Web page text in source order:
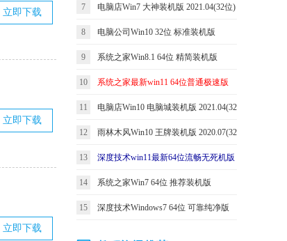
立即下载
立即下载
立即下载
v2021.11
7 电脑店Win7 大神装机版 2021.04(32位)
8 电脑公司Win10 32位 标准装机版
2021.06
9 系统之家Win8.1 64位 精简装机版
2021.06
10 系统之家最新win11 64位普通极速版
v2026.08
11 电脑店Win10 电脑城装机版 2021.04(32
位)
12 雨林木风Win10 王牌装机版 2020.07(32
位)
13 深度技术win11最新64位流畅无死机版
v2021.12
14 系统之家Win7 64位 推荐装机版
2021.04
15 深度技术Windows7 64位 可靠纯净版